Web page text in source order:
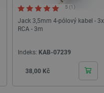
5 (1)
Jack 3,5mm 4-pólový kabel - 3x
RCA - 3m
Indeks: KAB-07239
Cena
38,00 Kč
__cf_bm
_smvs
Zásadách ochrany